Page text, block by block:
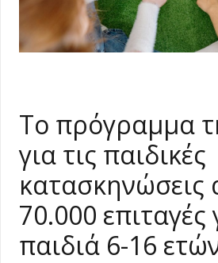
Το πρόγραμμα
για τις παιδικές
70.000 επιταγές
παιδιά 6-16